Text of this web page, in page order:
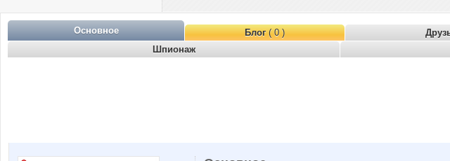
Основное Блог( 0 )
Шпионаж